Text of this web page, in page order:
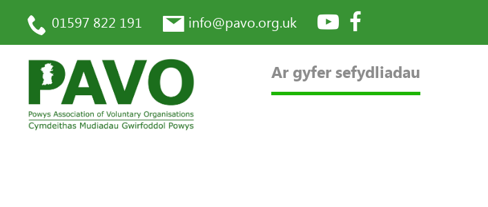
01597 822 191 info@pavo.org.uk
Ar gyfer sefydliadau